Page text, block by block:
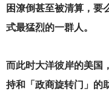
困潦倒甚至被清算，要
式最猛烈的一群人。
而此时大洋彼岸的美国
持和「政商旋转门」的